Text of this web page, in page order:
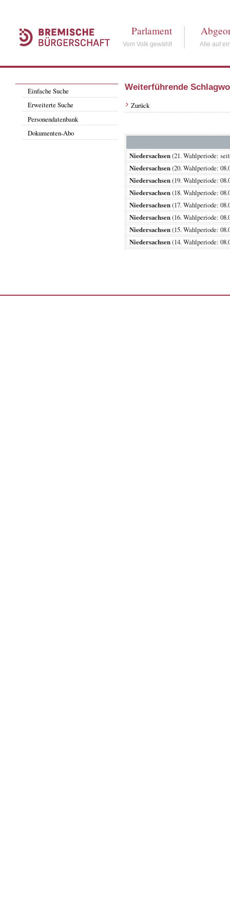
Parlament
Vom Volk gewählt Alle auf
Einfache Suche
Erweiterte Suche
Personendatenbank
Dokumenten-Abo
Weiterführende
Zurück
Niedersachsen(21. Wahlperiode:
Niedersachsen(20. Wahlperiode:
Niedersachsen(19. Wahlperiode:
Niedersachsen(18. Wahlperiode:
Niedersachsen(17. Wahlperiode:
Niedersachsen(16. Wahlperiode:
Niedersachsen(15. Wahlperiode:
Niedersachsen(14. Wahlperiode: